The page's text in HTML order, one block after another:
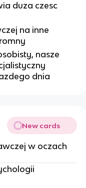
duza czesc
na inne
nasze
dnia
New cards
w oczach